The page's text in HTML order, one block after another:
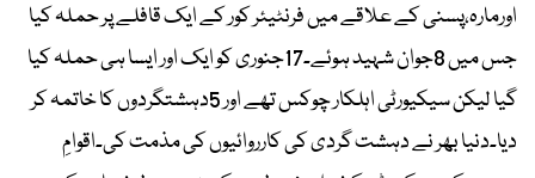
اورمارہ،پسنی کے علاقے میں فرنٹیئر کور کے ایک قافلے پر حملہ کیا
جس میں 8جوان شہید ہوئے۔17جنوری کو ایک اور ایسا ہی حملہ کیا
گیا لیکن سیکیورٹی اہلکار چوکس تھے اور 5دہشتگردوں کا خاتمہ کر
دیا۔دنیا بھر نے دہشت گردی کی کارروائیوں کی مذمت کی۔اقوامِ